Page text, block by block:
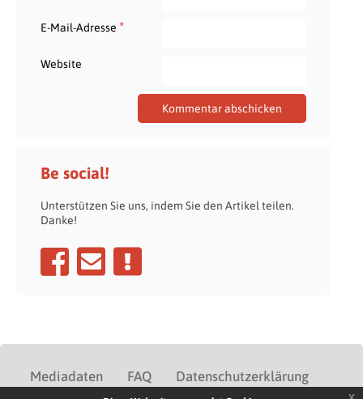
E-Mail-Adresse *
Website
Be social!
Unterstützen Sie uns, indem Sie den Artikel teilen.
Danke!
Mediadaten FAQ
Datenschutzerklärung